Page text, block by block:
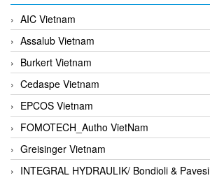
AIC Vietnam
Assalub Vietnam
Burkert Vietnam
Cedaspe Vietnam
EPCOS Vietnam
FOMOTECH_Autho VietNam
Greisinger Vietnam
INTEGRAL HYDRAULIK/ Bondioli & Pavesi